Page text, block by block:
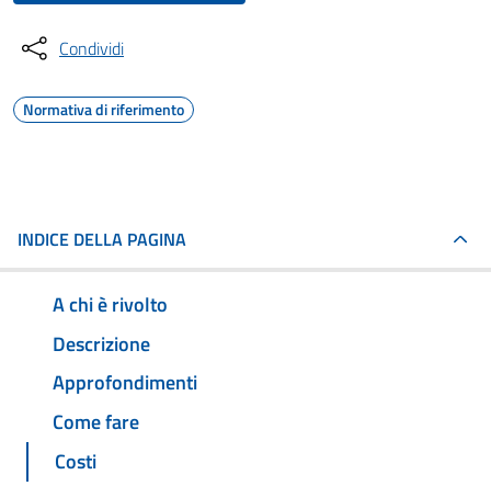
Condividi
Normativa di riferimento
INDICE DELLA PAGINA
A chi è rivolto
Descrizione
Approfondimenti
Come fare
Costi